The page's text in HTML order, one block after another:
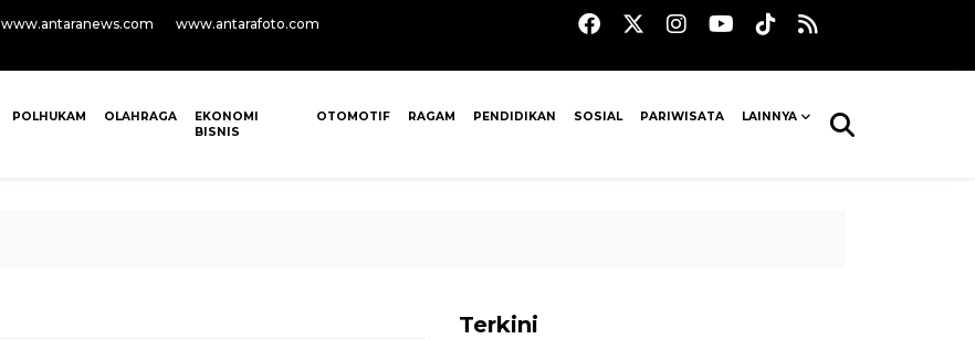
www.antaranews.com
www.antarafoto.com
POLHUKAM OLAHRAGA
EKONOMI
BISNIS
OTOMOTIF RAGAM PENDIDIKAN SOSIAL PARIWISATA LAINNYA
Terkini